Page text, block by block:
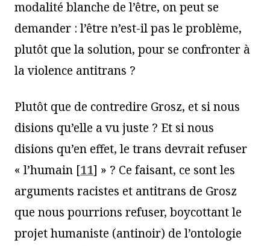
modalité blanche de l’être, on peut se
demander : l’être n’est-il pas le problème,
plutôt que la solution, pour se confronter à
la violence antitrans ?
Plutôt que de contredire Grosz, et si nous
disions qu’elle a vu juste ? Et si nous
disions qu’en effet, le trans devrait refuser
« l’humain [11] » ? Ce faisant, ce sont les
arguments racistes et antitrans de Grosz
que nous pourrions refuser, boycottant le
projet humaniste (antinoir) de l’ontologie